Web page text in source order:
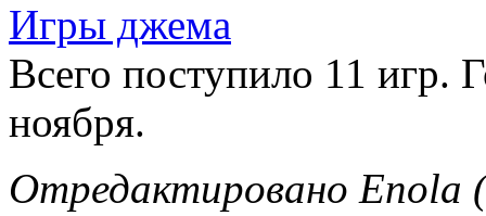
Игры джема
Всего поступило 11 игр.
ноября.
Отредактировано Enola